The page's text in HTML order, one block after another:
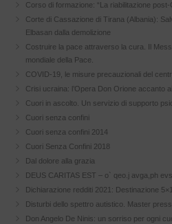
Corso di formazione: “La riabilitazione post-
Corte di Cassazione di Tirana (Albania):
Elbasan dalla demolizione
Costruire la pace attraverso la cura. Il
mondiale della Pace.
COVID-19, le misure precauzionali del
Crisi ucraina: l’Opera Don Orione accanto
Cuori in ascolto. Un servizio di supporto
Cuori senza confini
Cuori senza confini 2014
Cuori Senza Confini 2018
Dal dolore alla grazia
DEUS CARITAS EST – o` qeo.j avga,ph
Dichiarazione redditi 2021: Destinazione
Disturbi dello spettro autistico. Master
Don Angelo De Ninis: un sorriso per ogni